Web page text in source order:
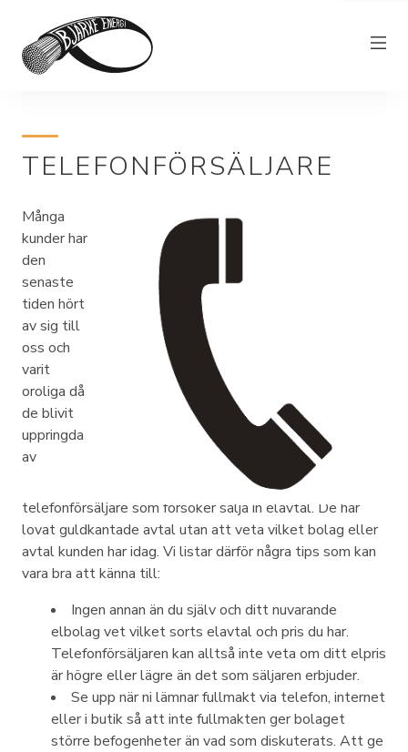
Elhandel
Övrig verksamhet
Om Bjärke Energi
Kundservice
Elproducent
TELEFONFÖRSÄLJARE
Många
kunder har
den
senaste
tiden hört
av sig till
oss och
varit
oroliga då
de blivit
uppringda
av
telefonförsäljare som försöker sälja in elavtal. De har
lovat guldkantade avtal utan att veta vilket bolag eller
avtal kunden har idag. Vi listar därför några tips som kan
vara bra att känna till:
Ingen annan än du själv och ditt nuvarande
elbolag vet vilket sorts elavtal och pris du har.
Telefonförsäljaren kan alltså inte veta om ditt elpris
är högre eller lägre än det som säljaren erbjuder.
Se upp när ni lämnar fullmakt via telefon, internet
eller i butik så att inte fullmakten ger bolaget
större befogenheter än vad som diskuterats. Att ge